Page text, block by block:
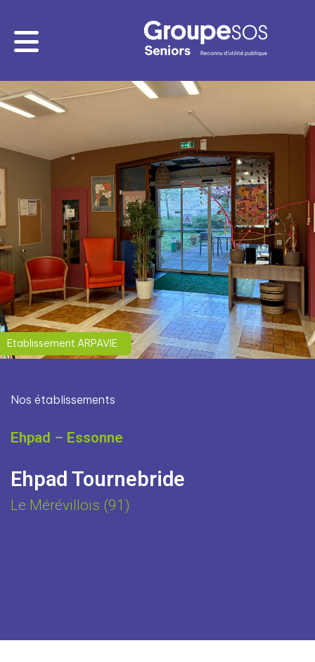
Nos établissements
Ehpad – Essonne
Ehpad Tournebride
Le Mérévillois (91)
Etablissement ARPAVIE